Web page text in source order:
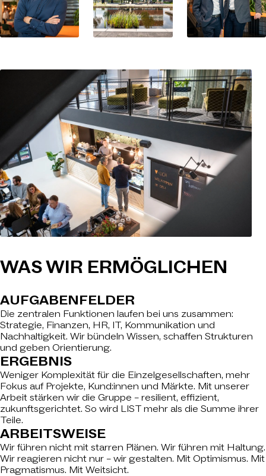
WAS WIR ERMÖGLICHEN
AUFGABENFELDER
Die zentralen Funktionen laufen bei uns zusammen:
Strategie, Finanzen, HR, IT, Kommunikation und
Nachhaltigkeit. Wir bündeln Wissen, schaffen Strukturen
und geben Orientierung.
ERGEBNIS
Weniger Komplexität für die Einzelgesellschaften, mehr
Fokus auf Projekte, Kund:innen und Märkte. Mit unserer
Arbeit stärken wir die Gruppe – resilient, effizient,
zukunftsgerichtet. So wird LIST mehr als die Summe ihrer
Teile.
ARBEITSWEISE
Wir führen nicht mit starren Plänen. Wir führen mit Haltung.
Wir reagieren nicht nur – wir gestalten. Mit Optimismus. Mit
Pragmatismus. Mit Weitsicht.